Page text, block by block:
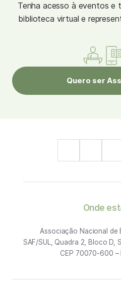
Tenha acesso à eventos e
biblioteca virtual e
Quero ser
Onde
Associação Nacional de
SAF/SUL, Quadra 2, Bloco D,
CEP 70070-600 –